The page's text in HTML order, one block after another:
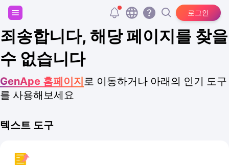
로그인
회원가입하고 20,000개의 무료 토큰을 받으세요!
죄송합니다, 해당 페이지를 찾을
수 없습니다
GenApe 홈페이지로 이동하거나 아래의 인기 도구
를 사용해보세요
텍스트 도구